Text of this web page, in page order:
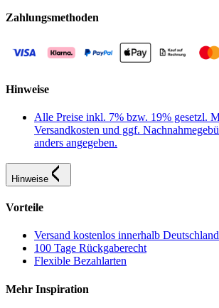
Zahlungsmethoden
Hinweise
Alle Preise inkl. 7% bzw. 19% gesetzl.
Versandkosten und ggf.
anders angegeben.
Hinweise
Vorteile
Versand kostenlos innerhalb
100 Tage Rückgaberecht
Flexible Bezahlarten
Mehr Inspiration